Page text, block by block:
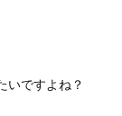
いですよね？